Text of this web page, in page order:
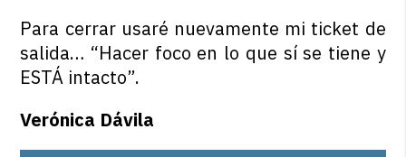
Para cerrar usaré nuevamente mi ticket de
salida… “Hacer foco en lo que sí se tiene y
ESTÁ intacto”.
Verónica Dávila